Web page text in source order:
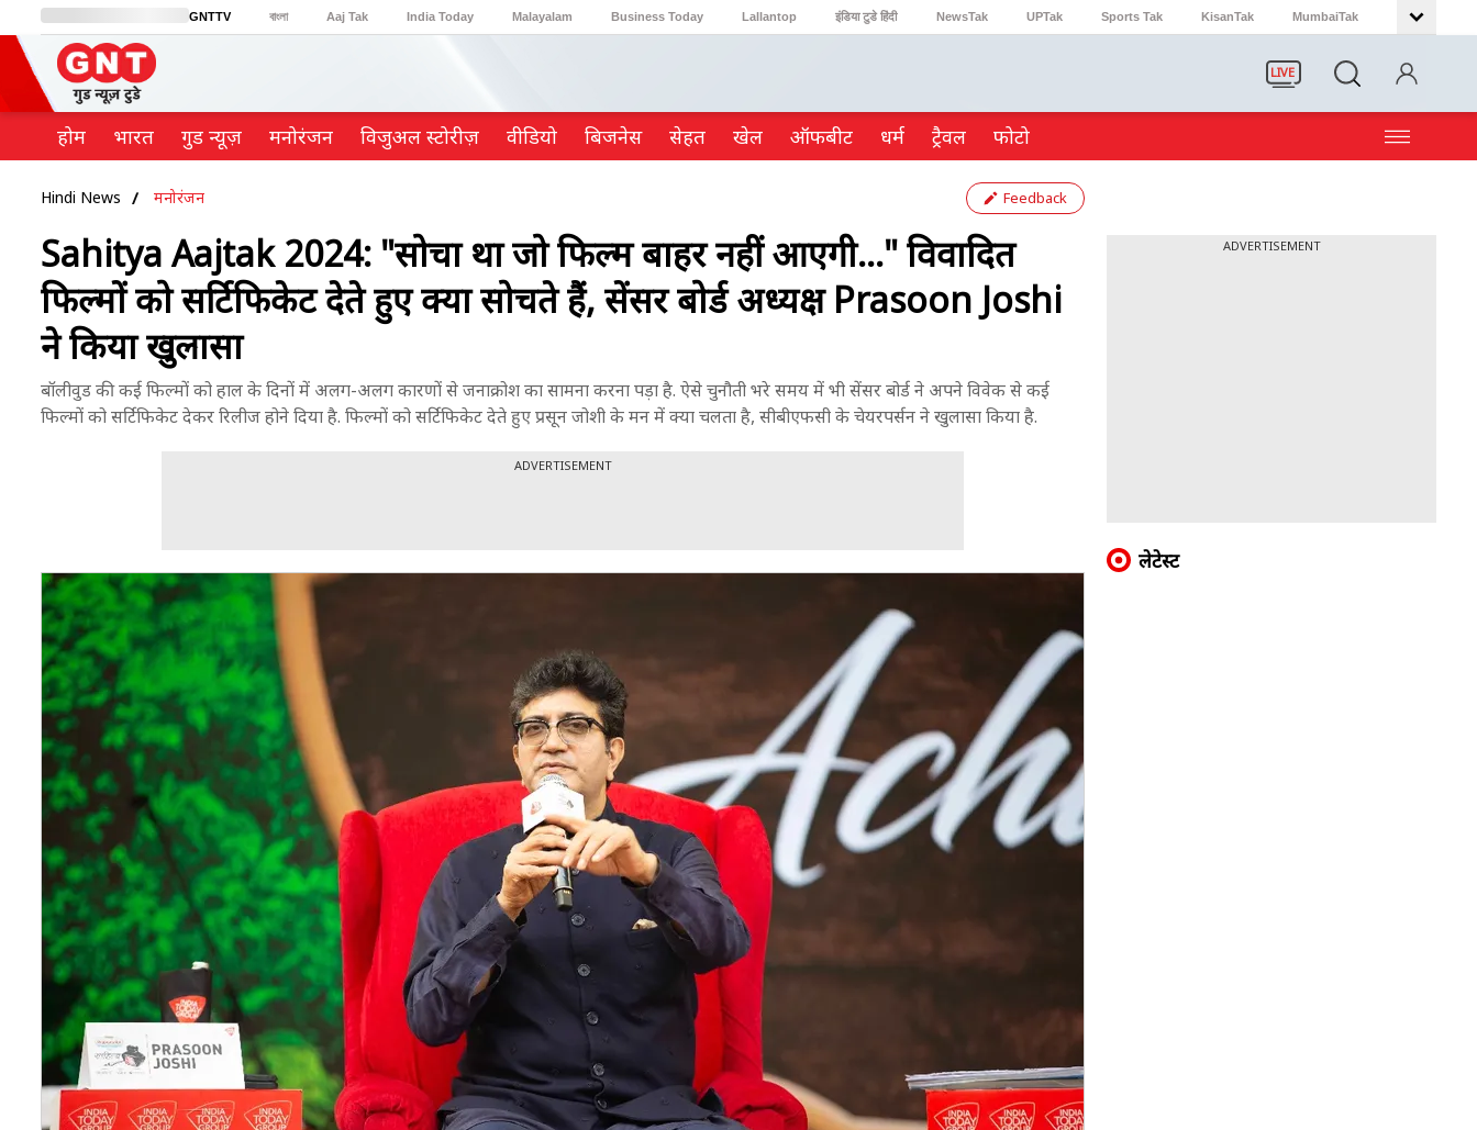
GNTTV বাংলা Aaj Tak India Today Malayalam Business Today Lallantop इंडिया टुडे हिंदी NewsTak UPTak Sports Tak KisanTak MumbaiTak
BT Bazaar Cosmopolitan
LIVE
होम भारत गुड न्यूज़ मनोरंजन विजुअल स्टोरीज़ वीडियो ब‍िजनेस सेहत खेल ऑफबीट धर्म ट्रैवल फोटो
Hindi News मनोरंजन Feedback
Sahitya Aajtak 2024: "सोचा था जो फिल्म बाहर नहीं आएगी..." विवादित
फिल्मों को सर्टिफिकेट देते हुए क्या सोचते हैं, सेंसर बोर्ड अध्यक्ष Prasoon Joshi
ने किया खुलासा
बॉलीवुड की कई फिल्मों को हाल के दिनों में अलग-अलग कारणों से जनाक्रोश का सामना करना पड़ा है. ऐसे चुनौती भरे समय में भी सेंसर बोर्ड ने अपने विवेक से कई
फिल्मों को सर्टिफिकेट देकर रिलीज होने दिया है. फिल्मों को सर्टिफिकेट देते हुए प्रसून जोशी के मन में क्या चलता है, सीबीएफसी के चेयरपर्सन ने खुलासा किया है.
ADVERTISEMENT
ADVERTISEMENT
लेटेस्ट